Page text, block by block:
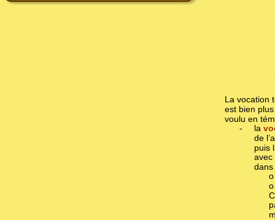
La vocation
est bien
voulu en
-
la
de
puis
avec
o
o